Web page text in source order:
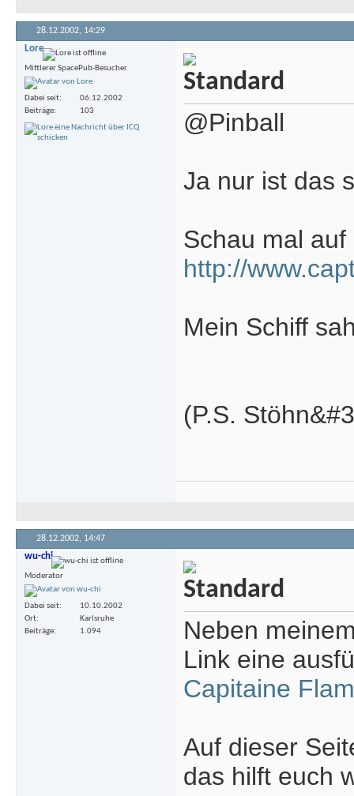
28.12.2002, 14:29
Lore
Mittlerer SpacePub-Besucher
Dabei seit
06.12.2002
Beiträge
103 @Pinball
Ja nur ist das
Schau mal
http://
Mein Schiff
(P.S.
28.12.2002, 14:47
wu-chi
Moderator
Dabei seit
10.10.2002
Ort
Karlsruhe
Beiträge
1.094
Neben
Link eine
Capitaine
Auf dieser
das hilft euch